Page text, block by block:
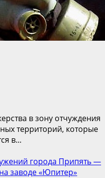
в зону отчуждения
территорий, которые
в...
города Припять —
заводе «Юпитер»